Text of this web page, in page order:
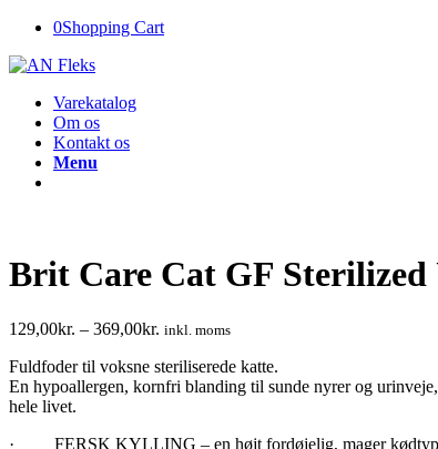
0Shopping Cart
Varekatalog
Om os
Kontakt os
Menu
Brit Care Cat GF
129,00kr. – 369,00kr. inkl. moms
Fuldfoder til voksne steriliserede katte.
En hypoallergen, kornfri blanding til sunde nyrer og
hele livet.
· FERSK KYLLING – en højt fordøjelig, mager kødtype,